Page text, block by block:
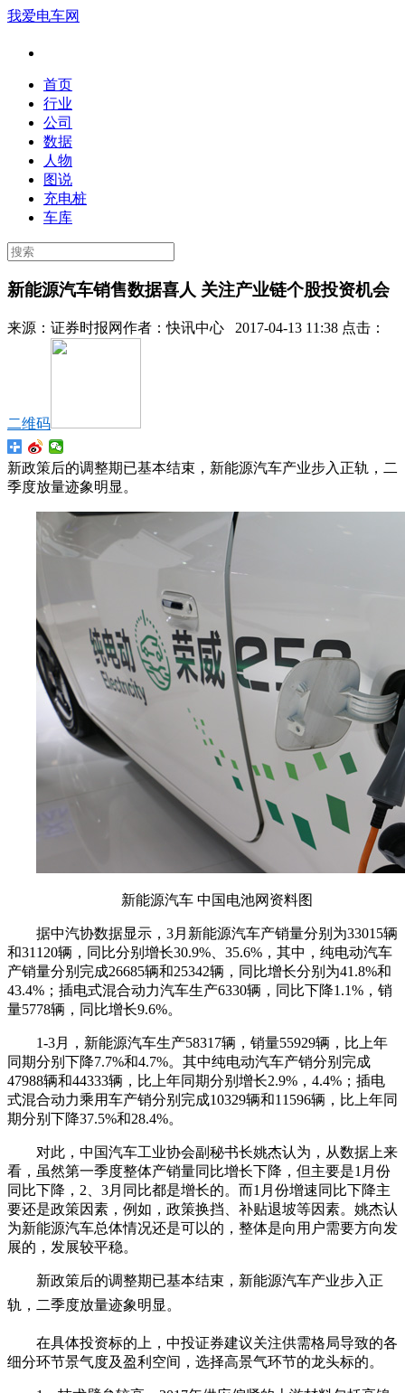
我爱电车网
首页
行业
公司
数据
人物
图说
充电桩
车库
新能源汽车销售数据喜人 关注产业链个股投资机会
来源： 证券时报网作者：快讯中心 2017-04-13 11:38 点击：
二维码
新政策后的调整期已基本结束，新能源汽车产业步入正轨，二
季度放量迹象明显。
新能源汽车 中国电池网资料图
据中汽协数据显示，3月新能源汽车产销量分别为33015辆
和31120辆，同比分别增长30.9%、35.6%，其中，纯电动汽车
产销量分别完成26685辆和25342辆，同比增长分别为41.8%和
43.4%；插电式混合动力汽车生产6330辆，同比下降1.1%，销
量5778辆，同比增长9.6%。
1-3月，新能源汽车生产58317辆，销量55929辆，比上年
同期分别下降7.7%和4.7%。其中纯电动汽车产销分别完成
47988辆和44333辆，比上年同期分别增长2.9%，4.4%；插电
式混合动力乘用车产销分别完成10329辆和11596辆，比上年同
期分别下降37.5%和28.4%。
对此，中国汽车工业协会副秘书长姚杰认为，从数据上来
看，虽然第一季度整体产销量同比增长下降，但主要是1月份
同比下降，2、3月同比都是增长的。而1月份增速同比下降主
要还是政策因素，例如，政策换挡、补贴退坡等因素。姚杰认
为新能源汽车总体情况还是可以的，整体是向用户需要方向发
展的，发展较平稳。
新政策后的调整期已基本结束，新能源汽车产业步入正
轨，二季度放量迹象明显。
在具体投资标的上，中投证券建议关注供需格局导致的各
细分环节景气度及盈利空间，选择高景气环节的龙头标的。